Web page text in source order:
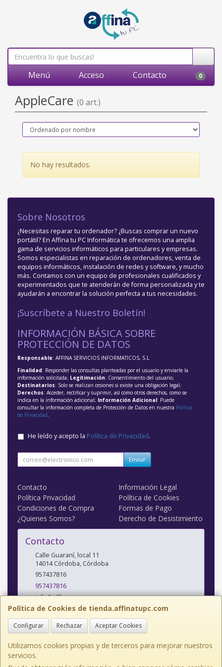
Menú Acceso Contacto 0
AppleCare (0 art.)
No hay resultados.
Política de Cookies de tienda.affinatupc.com
Configurar Rechazar Aceptar Cookies
Utilizamos cookies propias y de terceros para mejorar nuestros
servicios.
Sobre Nosotros
¿Necesitas reparar tu ordenador? ¿Buscas comprar un nuevo
portátil? En Affina tu PC Informática te ofrecemos una amplia
gama de servicios informáticos para particulares y empresas.
Somos especialistas en reparación de ordenadores, venta de
equipos informáticos, instalación de redes y software, y mucho
más. Contamos con un equipo de profesionales cualificados y
experimentados que te atenderán de forma personalizada y te
ayudarán a encontrar la solución perfecta a tus necesidades.
¡Suscríbete a Nuestro Boletín!
INFORMACIÓN BÁSICA SOBRE
PROTECCIÓN DE DATOS
Responsable: AFFINA SERVICIOS INFORMATICOS, S.L
Finalidad: Responder las consultas planteadas por el usuario y enviarle la
información solicitada; Legitimación: Consentimiento del usuario;
Destinatarios: Solo se realizan cesiones si existe una obligación legal;
Derechos: Acceder, rectificar y suprimir, así como otros derechos, como se
indica en la información adicional; Información Adicional: Puede
consultar la información completa de Protección de Datos en nuestra Política
de Privacidad.
He leído y acepto la Política de Privacidad.
Enviar
Contacto
Información Legal
Política Privacidad
Política de Cookies
Condiciones de Compra
Formas de Pago
¿Quienes Somos?
Derecho de Desistimiento
Contacto
Calle Guaraní, local 11
14014 Córdoba, Córdoba
957437816
957437816
info@affinatupc.com
Horario
10:00 a 13:30 y 17:00 a 20:30h Lunes a Viernes